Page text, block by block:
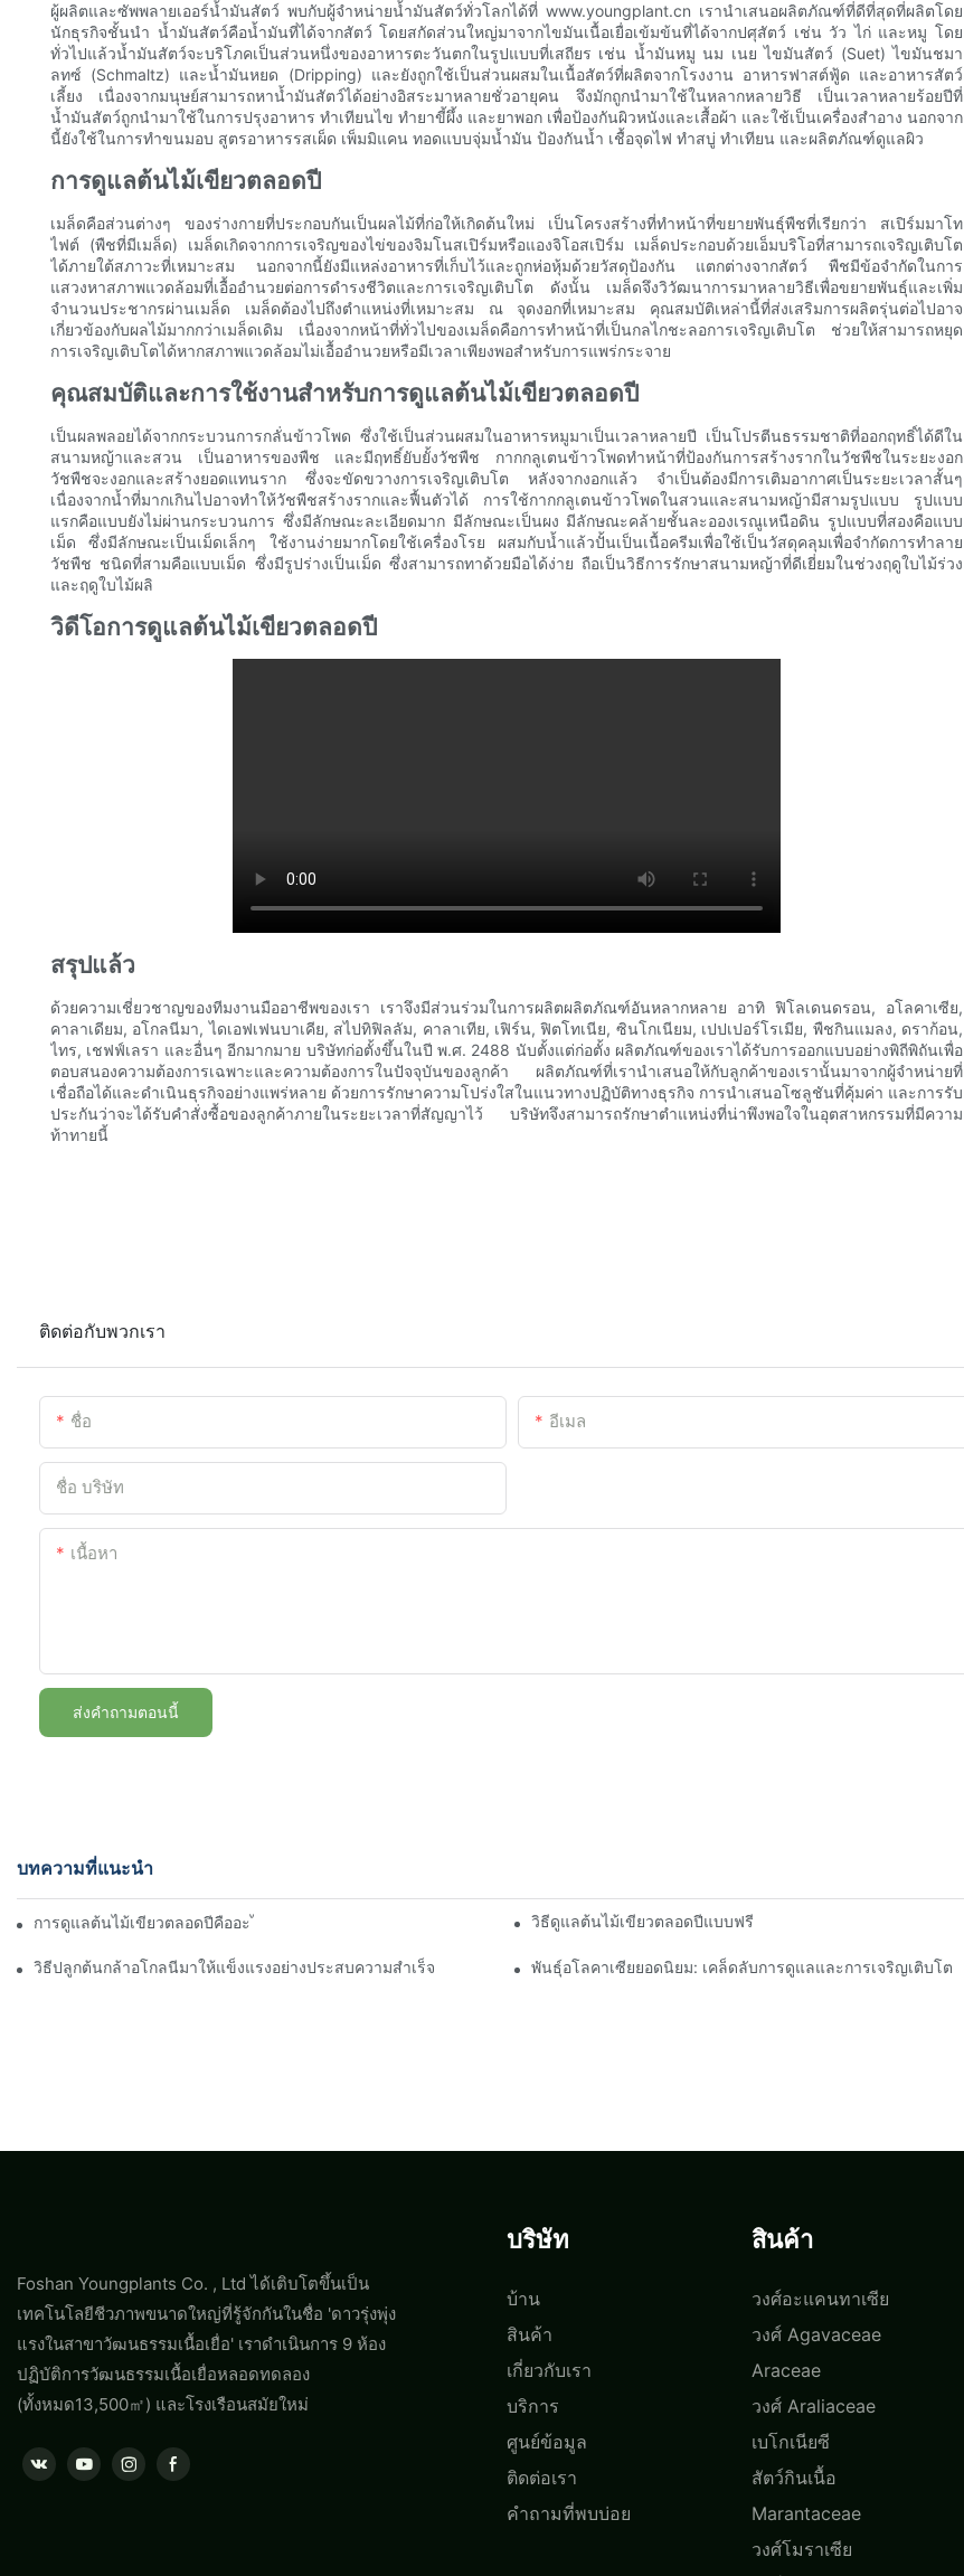
ผู้ผลิตและซัพพลายเออร์น้ำมันสัตว์ พบกับผู้จำหน่ายน้ำมันสัตว์ทั่วโลกได้ที่ www.youngplant.cn เรานำเสนอผลิตภัณฑ์ที่ดีที่สุดที่ผลิตโดย
นักธุรกิจชั้นนำ น้ำมันสัตว์คือน้ำมันที่ได้จากสัตว์ โดยสกัดส่วนใหญ่มาจากไขมันเนื้อเยื่อเข้มข้นที่ได้จากปศุสัตว์ เช่น วัว ไก่ และหมู โดย
ทั่วไปแล้วน้ำมันสัตว์จะบริโภคเป็นส่วนหนึ่งของอาหารตะวันตกในรูปแบบที่เสถียร เช่น น้ำมันหมู นม เนย ไขมันสัตว์ (Suet) ไขมันชมา
ลทซ์ (Schmaltz) และน้ำมันหยด (Dripping) และยังถูกใช้เป็นส่วนผสมในเนื้อสัตว์ที่ผลิตจากโรงงาน อาหารฟาสต์ฟู้ด และอาหารสัตว์
เลี้ยง เนื่องจากมนุษย์สามารถหาน้ำมันสัตว์ได้อย่างอิสระมาหลายชั่วอายุคน จึงมักถูกนำมาใช้ในหลากหลายวิธี เป็นเวลาหลายร้อยปีที่
น้ำมันสัตว์ถูกนำมาใช้ในการปรุงอาหาร ทำเทียนไข ทำยาขี้ผึ้ง และยาพอก เพื่อป้องกันผิวหนังและเสื้อผ้า และใช้เป็นเครื่องสำอาง นอกจาก
นี้ยังใช้ในการทำขนมอบ สูตรอาหารรสเผ็ด เพ็มมิแคน ทอดแบบจุ่มน้ำมัน ป้องกันน้ำ เชื้อจุดไฟ ทำสบู่ ทำเทียน และผลิตภัณฑ์ดูแลผิว
การดูแลต้นไม้เขียวตลอดปี
เมล็ดคือส่วนต่างๆ ของร่างกายที่ประกอบกันเป็นผลไม้ที่ก่อให้เกิดต้นใหม่ เป็นโครงสร้างที่ทำหน้าที่ขยายพันธุ์พืชที่เรียกว่า สเปิร์มมาโท
ไฟต์ (พืชที่มีเมล็ด) เมล็ดเกิดจากการเจริญของไข่ของจิมโนสเปิร์มหรือแองจิโอสเปิร์ม เมล็ดประกอบด้วยเอ็มบริโอที่สามารถเจริญเติบโต
ได้ภายใต้สภาวะที่เหมาะสม นอกจากนี้ยังมีแหล่งอาหารที่เก็บไว้และถูกห่อหุ้มด้วยวัสดุป้องกัน แตกต่างจากสัตว์ พืชมีข้อจำกัดในการ
แสวงหาสภาพแวดล้อมที่เอื้ออำนวยต่อการดำรงชีวิตและการเจริญเติบโต ดังนั้น เมล็ดจึงวิวัฒนาการมาหลายวิธีเพื่อขยายพันธุ์และเพิ่ม
จำนวนประชากรผ่านเมล็ด เมล็ดต้องไปถึงตำแหน่งที่เหมาะสม ณ จุดงอกที่เหมาะสม คุณสมบัติเหล่านี้ที่ส่งเสริมการผลิตรุ่นต่อไปอาจ
เกี่ยวข้องกับผลไม้มากกว่าเมล็ดเดิม เนื่องจากหน้าที่ทั่วไปของเมล็ดคือการทำหน้าที่เป็นกลไกชะลอการเจริญเติบโต ช่วยให้สามารถหยุด
การเจริญเติบโตได้หากสภาพแวดล้อมไม่เอื้ออำนวยหรือมีเวลาเพียงพอสำหรับการแพร่กระจาย
คุณสมบัติและการใช้งานสำหรับการดูแลต้นไม้เขียวตลอดปี
เป็นผลพลอยได้จากกระบวนการกลั่นข้าวโพด ซึ่งใช้เป็นส่วนผสมในอาหารหมูมาเป็นเวลาหลายปี เป็นโปรตีนธรรมชาติที่ออกฤทธิ์ได้ดีใน
สนามหญ้าและสวน เป็นอาหารของพืช และมีฤทธิ์ยับยั้งวัชพืช กากกลูเตนข้าวโพดทำหน้าที่ป้องกันการสร้างรากในวัชพืชในระยะงอก
วัชพืชจะงอกและสร้างยอดแทนราก ซึ่งจะขัดขวางการเจริญเติบโต หลังจากงอกแล้ว จำเป็นต้องมีการเติมอากาศเป็นระยะเวลาสั้นๆ
เนื่องจากน้ำที่มากเกินไปอาจทำให้วัชพืชสร้างรากและฟื้นตัวได้ การใช้กากกลูเตนข้าวโพดในสวนและสนามหญ้ามีสามรูปแบบ รูปแบบ
แรกคือแบบยังไม่ผ่านกระบวนการ ซึ่งมีลักษณะละเอียดมาก มีลักษณะเป็นผง มีลักษณะคล้ายชั้นละอองเรณูเหนือดิน รูปแบบที่สองคือแบบ
เม็ด ซึ่งมีลักษณะเป็นเม็ดเล็กๆ ใช้งานง่ายมากโดยใช้เครื่องโรย ผสมกับน้ำแล้วปั้นเป็นเนื้อครีมเพื่อใช้เป็นวัสดุคลุมเพื่อจำกัดการทำลาย
วัชพืช ชนิดที่สามคือแบบเม็ด ซึ่งมีรูปร่างเป็นเม็ด ซึ่งสามารถทาด้วยมือได้ง่าย ถือเป็นวิธีการรักษาสนามหญ้าที่ดีเยี่ยมในช่วงฤดูใบไม้ร่วง
และฤดูใบไม้ผลิ
วิดีโอการดูแลต้นไม้เขียวตลอดปี
สรุปแล้ว
ด้วยความเชี่ยวชาญของทีมงานมืออาชีพของเรา เราจึงมีส่วนร่วมในการผลิตผลิตภัณฑ์อันหลากหลาย อาทิ ฟิโลเดนดรอน, อโลคาเซีย,
คาลาเดียม, อโกลนีมา, ไดเอฟเฟนบาเคีย, สไปทิฟิลลัม, คาลาเทีย, เฟิร์น, ฟิตโทเนีย, ซินโกเนียม, เปปเปอร์โรเมีย, พืชกินแมลง, ดราก้อน,
ไทร, เชฟฟ์เลรา และอื่นๆ อีกมากมาย บริษัทก่อตั้งขึ้นในปี พ.ศ. 2488 นับตั้งแต่ก่อตั้ง ผลิตภัณฑ์ของเราได้รับการออกแบบอย่างพิถีพิถันเพื่อ
ตอบสนองความต้องการเฉพาะและความต้องการในปัจจุบันของลูกค้า ผลิตภัณฑ์ที่เรานำเสนอให้กับลูกค้าของเรานั้นมาจากผู้จำหน่ายที่
เชื่อถือได้และดำเนินธุรกิจอย่างแพร่หลาย ด้วยการรักษาความโปร่งใสในแนวทางปฏิบัติทางธุรกิจ การนำเสนอโซลูชันที่คุ้มค่า และการรับ
ประกันว่าจะได้รับคำสั่งซื้อของลูกค้าภายในระยะเวลาที่สัญญาไว้ บริษัทจึงสามารถรักษาตำแหน่งที่น่าพึงพอใจในอุตสาหกรรมที่มีความ
ท้าทายนี้
ติดต่อกับพวกเรา
ชื่อ อีเมล
ชื่อ บริษัท
เนื้อหา
ส่งคำถามตอนนี้
บทความที่แนะนำ
การดูแลต้นไม้เขียวตลอดปีคืออะไร | Youngplants วิธีดูแลต้นไม้เขียวตลอดปีแบบฟรี
วิธีปลูกต้นกล้าอโกลนีมาให้แข็งแรงอย่างประสบความสำเร็จ พันธุ์อโลคาเซียยอดนิยม: เคล็ดลับการดูแลและการเจริญเติบโต
Foshan Youngplants Co. , Ltd ได้เติบโตขึ้นเป็น
เทคโนโลยีชีวภาพขนาดใหญ่ที่รู้จักกันในชื่อ 'ดาวรุ่งพุ่ง
แรงในสาขาวัฒนธรรมเนื้อเยื่อ' เราดำเนินการ 9 ห้อง
ปฏิบัติการวัฒนธรรมเนื้อเยื่อหลอดทดลอง
(ทั้งหมด13,500㎡) และโรงเรือนสมัยใหม่
บริษัท
บ้าน
สินค้า
เกี่ยวกับเรา
บริการ
ศูนย์ข้อมูล
ติดต่อเรา
คำถามที่พบบ่อย
สินค้า
วงศ์อะแคนทาเซีย
วงศ์ Agavaceae
Araceae
วงศ์ Araliaceae
เบโกเนียซี
สัตว์กินเนื้อ
Marantaceae
วงศ์โมราเซีย